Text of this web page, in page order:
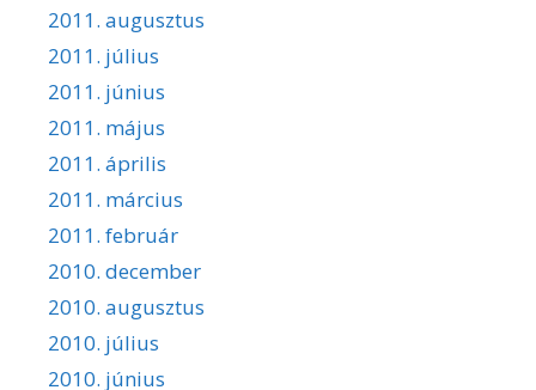
2011. augusztus
2011. július
2011. június
2011. május
2011. április
2011. március
2011. február
2010. december
2010. augusztus
2010. július
2010. június